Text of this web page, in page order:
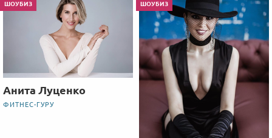
ШОУБИЗ
Анита Луценко
ФИТНЕС-ГУРУ
ШОУБИЗ